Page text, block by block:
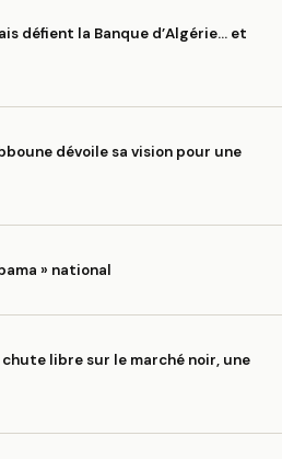
défient la Banque d’Algérie… et
dévoile sa vision pour une
» national
chute libre sur le marché noir, une